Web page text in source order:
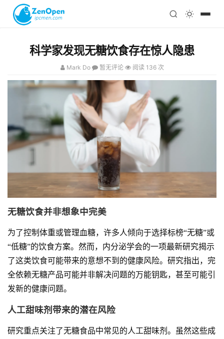
科技
心理
注册
科学家发现无糖饮食存在惊人隐患
Mark Do 暂无评论 阅读 136 次
无糖饮食并非想象中完美
为了控制体重或管理血糖，许多人倾向于选择标榜“无糖”或
“低糖”的饮食方案。然而，内分泌学会的一项最新研究揭示
了这类饮食可能带来的意想不到的健康风险。研究指出，完
全依赖无糖产品可能并非解决问题的万能钥匙，甚至可能引
发新的健康问题。
人工甜味剂带来的潜在风险
研究重点关注了无糖食品中常见的人工甜味剂。虽然这些成